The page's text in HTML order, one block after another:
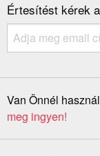
Értesítést kérek
Van Önnél
meg ingyen!